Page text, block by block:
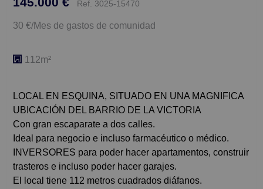
Ref. 3025-15470
30 €/Mes de gastos de comunidad
112m²
LOCAL EN ESQUINA, SITUADO EN UNA MAGNIFICA
UBICACIÓN DEL BARRIO DE LA VICTORIA
Con gran escaparate a dos calles.
Ideal para negocio e incluso farmacéutico o médico.
INVERSORES para poder hacer apartamentos, construir
trasteros e incluso poder hacer garajes.
El local tiene 112 metros cuadrados diáfanos.